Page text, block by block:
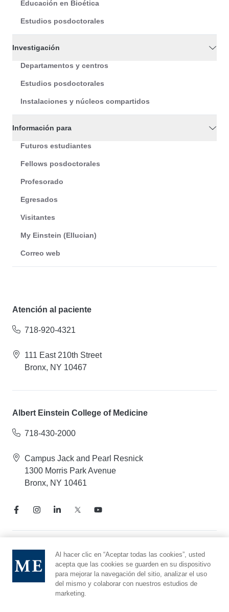
Educación en Bioética
Estudios posdoctorales
Investigación
Departamentos y centros
Estudios posdoctorales
Instalaciones y núcleos compartidos
Información para
Futuros estudiantes
Fellows posdoctorales
Profesorado
Egresados
Visitantes
My Einstein (Ellucian)
Correo web
Atención al paciente
718-920-4321
111 East 210th Street
Bronx, NY 10467
Albert Einstein College of Medicine
718-430-2000
Campus Jack and Pearl Resnick
1300 Morris Park Avenue
Bronx, NY 10461
Aviso de prácticas de privacidad
Línea directa de cumplimiento
Denunciar maltrato
Preferencias de cookies
Al hacer clic en “Aceptar todas las cookies”, usted
acepta que las cookies se guarden en su dispositivo
para mejorar la navegación del sitio, analizar el uso
del mismo y colaborar con nuestros estudios de
marketing.